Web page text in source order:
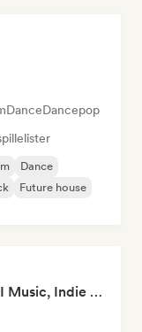
DanceDancepop
Dance
Future house
Pop Machine Mode 🤖 AI Music, Indie Pop & Dream Pop